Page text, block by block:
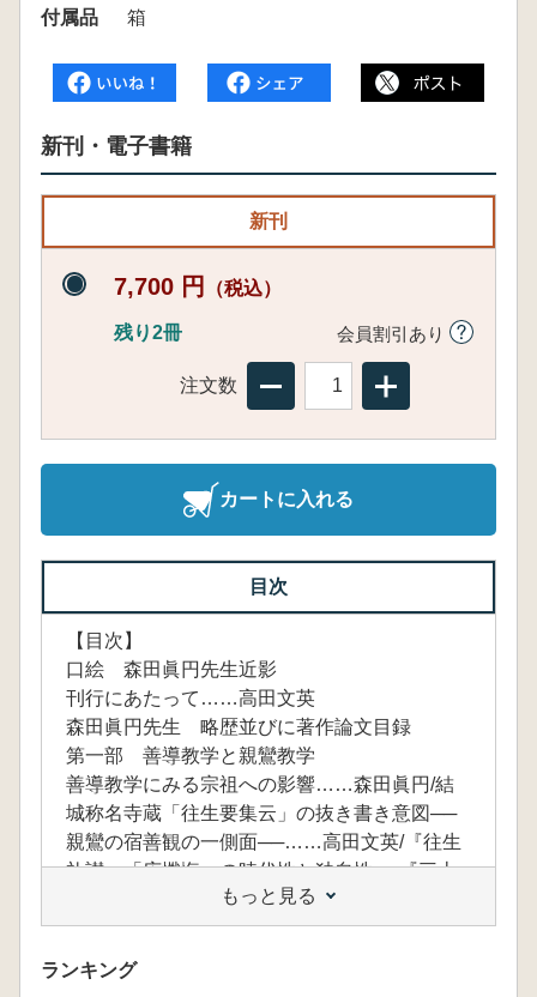
付属品
箱
新刊・電子書籍
新刊
7,700 円 （税込）
残り2冊 会員割引あり
注文数
カートに入れる
目次
【目次】
口絵 森田眞円先生近影
刊行にあたって……高田文英
森田眞円先生 略歴並びに著作論文目録
第一部 善導教学と親鸞教学
善導教学にみる宗祖への影響……森田眞円/結
城称名寺蔵「往生要集云」の抜き書き意図──
親鸞の宿善観の一側面──……高田文英/『往生
礼讃』「広懺悔」の時代性と独自性──『三十
巻仏名経』の懺悔文との比較から──……内田
准心/東陽圓月著『散善義三心釈弁定録』の解
説と翻刻(一)……東光直也/新しい証果論への疑
問……谷治 暁/善導における罪理解──滅罪に
もっと見る
ランキング